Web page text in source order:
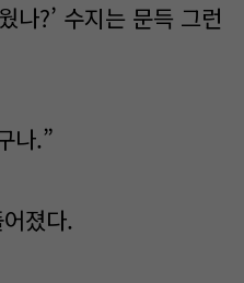
나?’ 수지는 문득 그런
나.”
졌다.